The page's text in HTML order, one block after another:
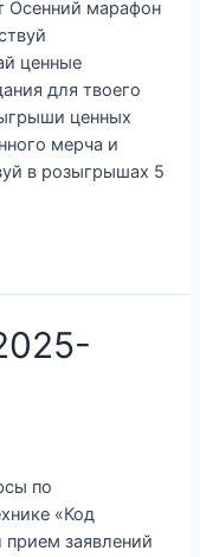
Осенний марафон
ценные
для твоего
ценных
мерча и
в розыгрышах 5
по
«Код
прием заявлений